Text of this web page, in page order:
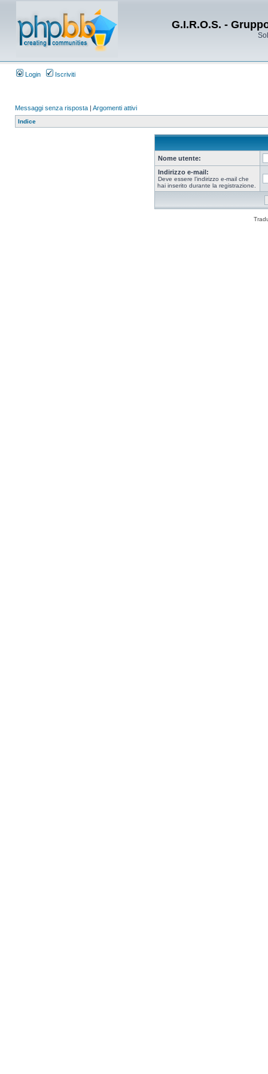
G.I.R.O.S. -
Login Iscriviti
Messaggi senza risposta | Argomenti attivi
Indice
Nome utente:
Indirizzo e-mail:
Deve essere l’indirizzo e-mail che
hai inserito durante la registrazione.